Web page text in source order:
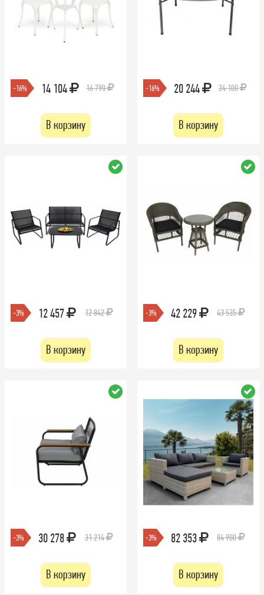
-16% 14 104 16 790
В корзину
-16% 20 244 24 100
В корзину
-3% 12 457 12 842
В корзину
-3% 42 229 43 535
В корзину
-3% 30 278 31 214
В корзину
-3% 82 353 84 900
В корзину